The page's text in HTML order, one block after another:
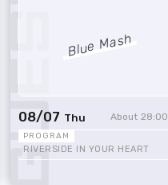
Blue Mash
08/07 Thu 28:00
RIVERSIDE IN YOUR HEART